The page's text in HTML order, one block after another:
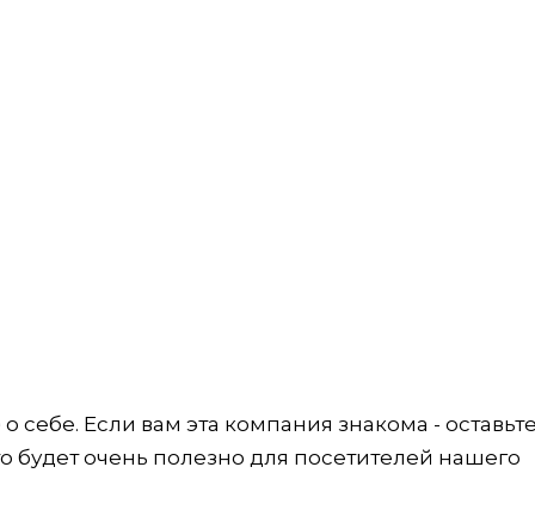
Если вам эта компания знакома -
будет очень полезно для посетителей нашего